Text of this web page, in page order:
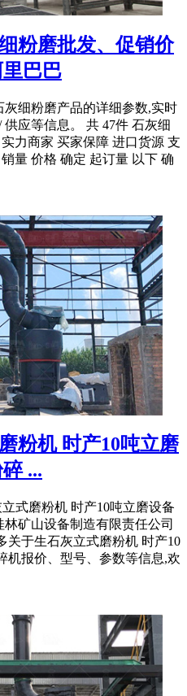
粉磨批发、促销价
巴巴
灰细粉磨产品的详细参数,实时
应等信息。 共 47件 石灰细
力商家 买家保障 进口货源 支
量 价格 确定 起订量 以下 确
粉机 时产10吨立磨
...
式磨粉机 时产10吨立磨设备
矿山设备制造有限责任公司
关于生石灰立式磨粉机 时产10
机报价、型号、参数等信息,欢